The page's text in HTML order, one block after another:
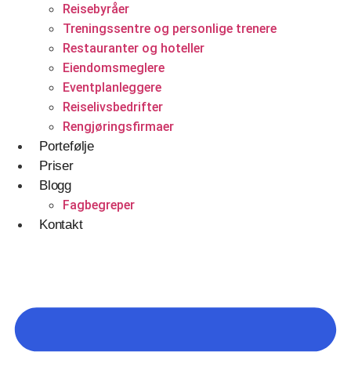
Reisebyråer
Treningssentre og personlige trenere
Restauranter og hoteller
Eiendomsmeglere
Eventplanleggere
Reiselivsbedrifter
Rengjøringsfirmaer
Portefølje
Priser
Blogg
Fagbegreper
Kontakt
WordPress
Shopify Nettbutikk
BigCommerce
Ønsker du å bygge din tilstedeværelse på nett i
Norge?
Få et tilbud
Eventplanleggere